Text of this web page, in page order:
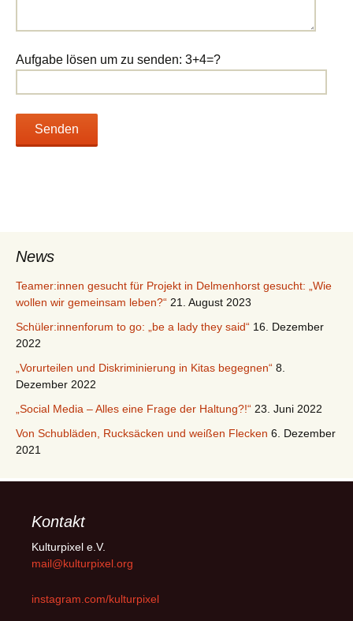
Aufgabe lösen um zu senden: 3+4=?
News
Teamer:innen gesucht für Projekt in Delmenhorst gesucht: „Wie
wollen wir gemeinsam leben?“ 21. August 2023
Schüler:innenforum to go: „be a lady they said“ 16. Dezember
2022
„Vorurteilen und Diskriminierung in Kitas begegnen“ 8.
Dezember 2022
„Social Media – Alles eine Frage der Haltung?!“ 23. Juni 2022
Von Schubläden, Rucksäcken und weißen Flecken 6. Dezember
2021
Kontakt
Kulturpixel e.V.
mail@kulturpixel.org
instagram.com/kulturpixel